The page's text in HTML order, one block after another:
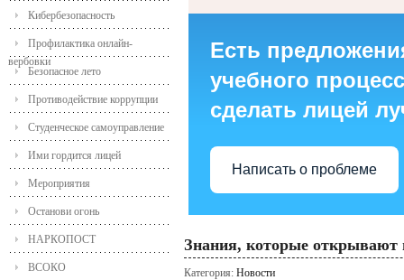
Кибербезопасность
Профилактика онлайн-
вербовки
Безопасное лето
Противодействие коррупции
Студенческое самоуправление
Ими гордится лицей
Мероприятия
Останови огонь
НАРКОПОСТ
ВСОКО
Есть
учебного
сделать лицей
Написать о проблеме
Знания, которые открывают
Категория: Новости